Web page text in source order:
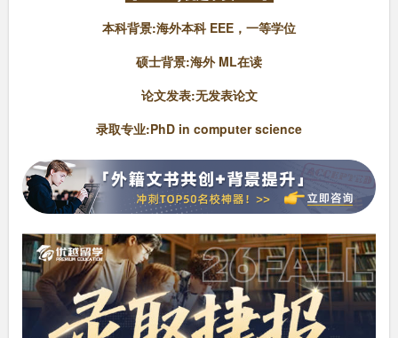
本科背景:海外本科 EEE，一等学位
硕士背景:海外 ML在读
论文发表:无发表论文
录取专业:PhD in computer science